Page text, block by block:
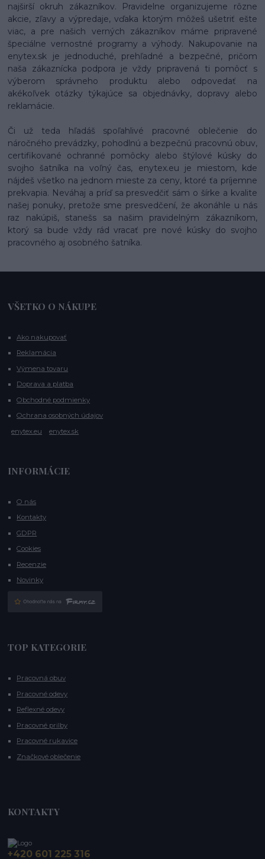
najširší okruh zákazníkov. Pravidelne organizujeme rôzne
akcie, zľavy a výpredaje, vďaka ktorým môžeš ušetriť ešte
viac, a pre našich verných zákazníkov máme pripravené
špeciálne vernostné programy a výhody. Nakupovanie na
enytex.sk je jednoduché, prehľadné a bezpečné, pričom
naša zákaznícka podpora je vždy pripravená ti pomôcť s
výberom správneho produktu alebo odpovedať na
akékoľvek otázky týkajúce sa objednávky, dopravy alebo
reklamácie.
Či už teda hľadáš spoľahlivé pracovné oblečenie do
náročného prevádzky, pohodlnú a bezpečnú pracovnú obuv,
certifikované ochranné pomôcky alebo štýlové kúsky do
svojho šatníka na voľný čas, enytex.eu je miestom, kde
nájdeš všetko na jednom mieste za ceny, ktoré ťa príjemne
prekvapia. Neváhaj a príď sa presvedčiť sám o šírke a kvalite
našej ponuky, pretože sme presvedčení, že akonáhle u nás
raz nakúpiš, stanešs sa našim pravidelným zákazníkom,
ktorý sa bude vždy rád vracať pre nové kúsky do svojho
pracovného aj osobného šatníka.
VŠETKO O NÁKUPE
Ako nakupovať
Reklamácia
Výmena tovaru
Doprava a platba
Obchodné podmienky
Ochrana osobných údajov
enytex.eu
enytex.sk
INFORMÁCIE
O nás
Kontakty
GDPR
Cookies
Recenzie
Novinky
TOP KATEGORIE
Pracovná obuv
Pracovné odevy
Reflexné odevy
Pracovné prilby
Pracovné rukavice
Značkové oblečenie
KONTAKTY
+420 601 225 316